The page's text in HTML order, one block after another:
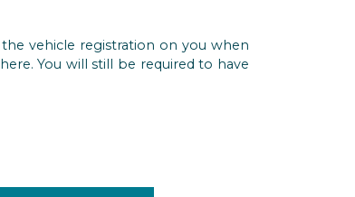
vehicle registration on you when
You will still be required to have